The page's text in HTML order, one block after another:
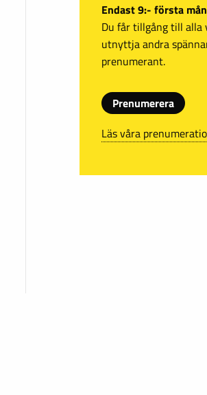
Endast 9:- första
Du får tillgång till alla
utnyttja andra
prenumerant.
Prenumerera
Läs våra